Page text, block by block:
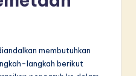
membutuhkan
langkah berikut